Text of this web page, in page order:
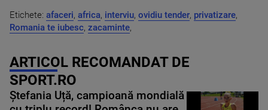
Etichete: afaceri, africa, interviu, ovidiu tender, privatizare,
Romania te iubesc, zacaminte,
ARTICOL RECOMANDAT DE
SPORT.RO
Ștefania Uță, campioană mondială